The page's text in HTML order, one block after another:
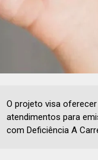
O projeto visa
atendimentos para
com Deficiência A